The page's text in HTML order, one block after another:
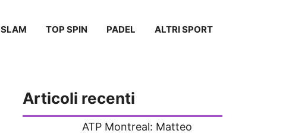
SLAM TOP SPIN PADEL ALTRI SPORT
Articoli recenti
ATP Montreal: Matteo